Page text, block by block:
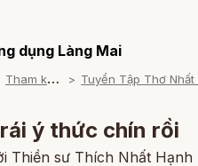
dụng Làng Mai
T
ham khảo
ý thức chín rồi
Thiền sư Thích Nhất Hạnh